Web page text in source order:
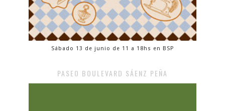
Sábado 13 de junio de 11 a 18hs en BSP
PASEO BOULEVARD SÁENZ PEÑA